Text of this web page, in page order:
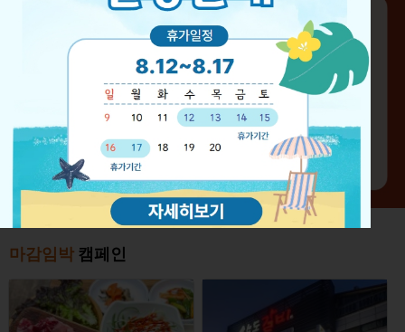
마감임박 캠페인